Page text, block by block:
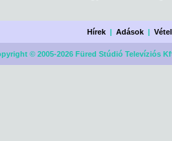
Hírek |Adások |
© 2005-2026 Füred Stúdió Televíziós